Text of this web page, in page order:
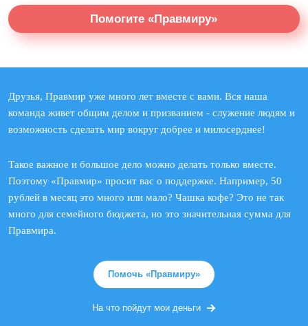
Помогите «Правмиру»
Друзья, Правмир уже много лет вместе с вами. Вся наша
команда живет общим делом и призванием - служение людям и
возможность сделать мир вокруг добрее и милосерднее!
Такое важное и большое дело можно делать только вместе.
Поэтому «Правмир» просит вас о поддержке. Например, 50
рублей в месяц это много или мало? Чашка кофе? Это не так
много для семейного бюджета, но это значительная сумма для
Правмира.
Помочь «Правмиру»
На что пойдут мои деньги